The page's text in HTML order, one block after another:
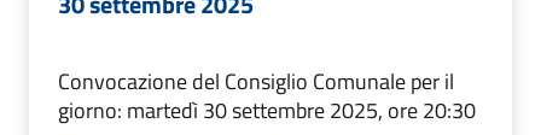
Convocazione del Consiglio Comunale per il
giorno: martedì 30 settembre 2025, ore 20:30